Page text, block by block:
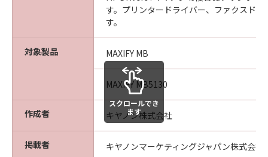
す。プリンタードライバー、ファクスド
す。
対象製品 MAXIFY MB
MAXIFY MB5130
作成者 キヤノン株式会社
掲載者 キヤノンマーケティングジャパン株式会社
スクロールでき
ます